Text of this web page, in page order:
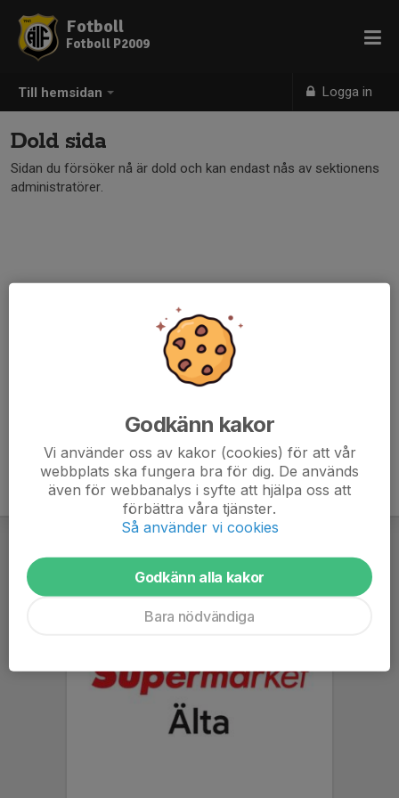
Till hemsidan Logga in
Fotboll
Fotboll P2009
Dold sida
Sidan du försöker nå är dold och kan endast nås av sektionens
administratörer.
Godkänn kakor
Vi använder oss av kakor (cookies) för att vår
webbplats ska fungera bra för dig. De används
även för webbanalys i syfte att hjälpa oss att
förbättra våra tjänster.
Så använder vi cookies
Godkänn alla kakor
Bara nödvändiga